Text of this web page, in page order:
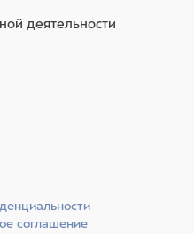
деятельности
соглашение